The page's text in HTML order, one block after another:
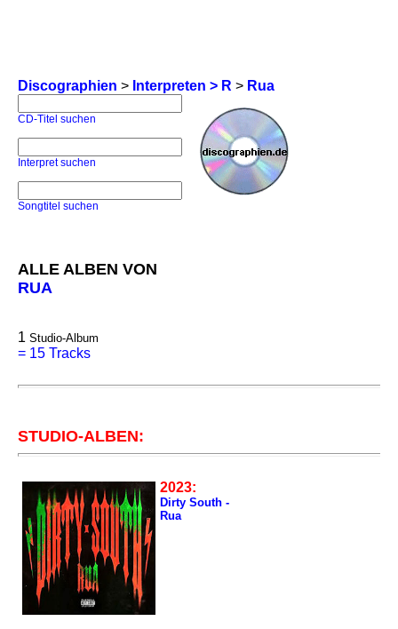
Discographien > Interpreten > R > Rua
CD-Titel suchen
Interpret suchen
Songtitel suchen
ALLE ALBEN VON
RUA
1 Studio-Album
= 15 Tracks
STUDIO-ALBEN:
2023:
Dirty South -
Rua